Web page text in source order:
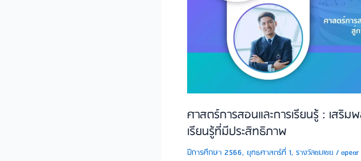
ศาสตร์การสอนและการเรียนรู้ : เสริม
เรียนรู้ที่มีประสิทธิภาพ
ปีการศึกษา 2566, ยุทธศาสตร์ที่ 1, รางวัลชมเชย / apear
พลัง
สู่
การ
จัดการ
เรียน
รู้